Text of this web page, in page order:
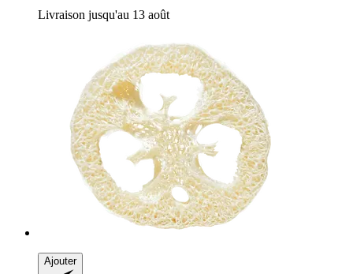
Livraison jusqu'au 13 août
Ajouter